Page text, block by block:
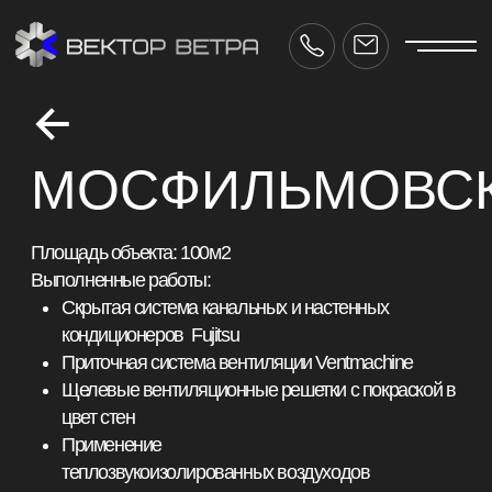
vetra.ru
МОСФИЛЬМОВСКАЯ
Площадь объекта: 100м2
Выполненные работы:
Приточная система вентиляции Ventmachine
Щелевые вентиляционные решетки с покраской в
цвет стен
Применение
теплозвукоизолированных воздуходов
Проект вентиляции и кондиционирования
разработан и согласован с дизайн-проектом
Срок реализации: 2 недели